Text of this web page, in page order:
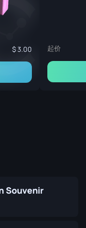
3.00 起价
Souvenir